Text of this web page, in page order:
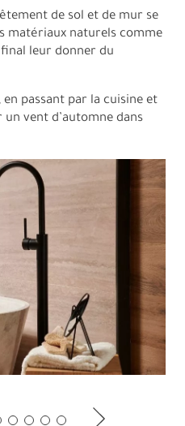
de sol et de mur se
matériaux naturels comme
leur donner du
en passant par la cuisine et
vent d’automne dans